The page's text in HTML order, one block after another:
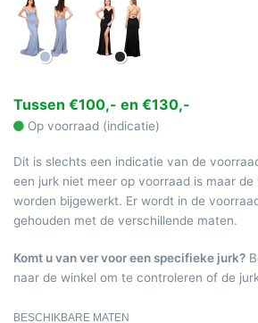
Tussen €100,- en €130,-
Op voorraad (indicatie)
Dit is slechts een indicatie van de
een jurk niet meer op voorraad is maar
worden bijgewerkt. Er wordt in de
gehouden met de verschillende maten.
Komt u van ver voor een specifieke jurk?
naar de winkel om te controleren of de
BESCHIKBARE MATEN